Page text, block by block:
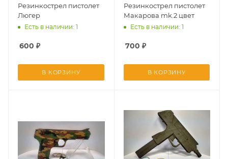
Резинкострел пистолет
Люгер
Есть в наличии: 1
600 ₽
В КОРЗИНУ
Резинкострел пистолет
Макарова mk.2 цвет
Есть в наличии: 1
700 ₽
В КОРЗИНУ